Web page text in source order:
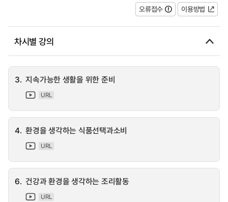
오류접수 이용방법
차시별 강의
3. 지속가능한 생활을 위한 준비
URL
4. 환경을 생각하는 식품선택과소비
URL
6. 건강과 환경을 생각하는 조리활동
URL